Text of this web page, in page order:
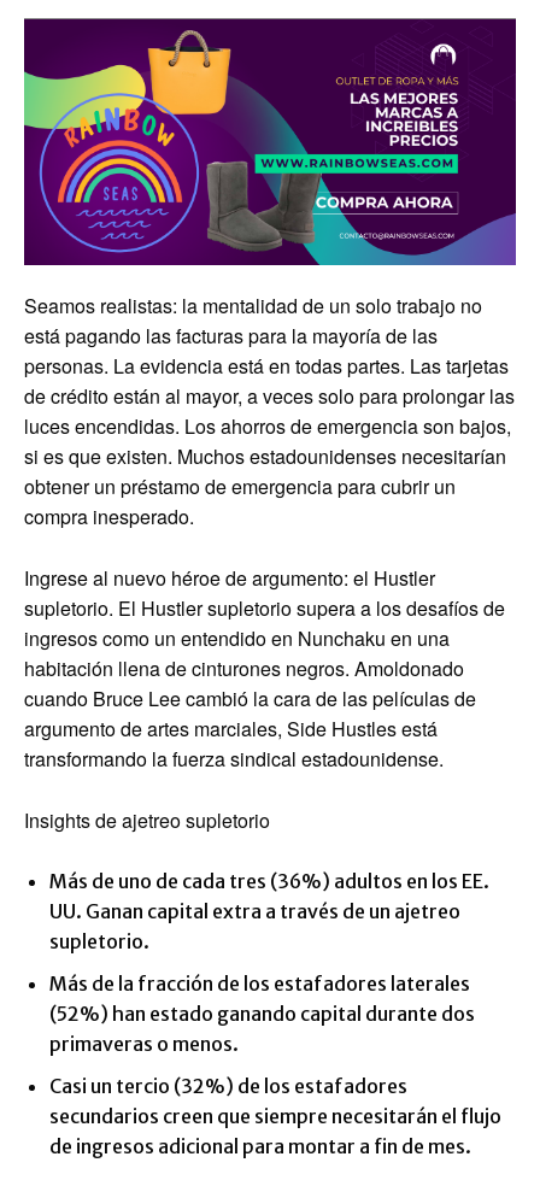
Seamos realistas: la mentalidad de un solo trabajo no
está pagando las facturas para la mayoría de las
personas. La evidencia está en todas partes. Las tarjetas
de crédito están al mayor, a veces solo para prolongar las
luces encendidas. Los ahorros de emergencia son bajos,
si es que existen. Muchos estadounidenses necesitarían
obtener un préstamo de emergencia para cubrir un
compra inesperado.
Ingrese al nuevo héroe de argumento: el Hustler
supletorio. El Hustler supletorio supera a los desafíos de
ingresos como un entendido en Nunchaku en una
habitación llena de cinturones negros. Amoldonado
cuando Bruce Lee cambió la cara de las películas de
argumento de artes marciales, Side Hustles está
transformando la fuerza sindical estadounidense.
Insights de ajetreo supletorio
Más de uno de cada tres (36%) adultos en los EE.
UU. Ganan capital extra a través de un ajetreo
supletorio.
Más de la fracción de los estafadores laterales
(52%) han estado ganando capital durante dos
primaveras o menos.
Casi un tercio (32%) de los estafadores
secundarios creen que siempre necesitarán el flujo
de ingresos adicional para montar a fin de mes.